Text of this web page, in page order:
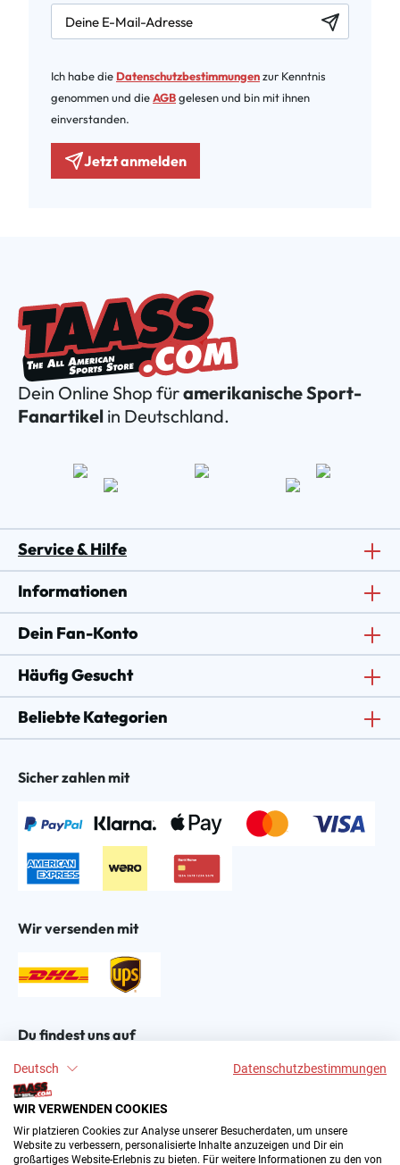
Deutsch Datenschutzbestimmungen
WIR VERWENDEN COOKIES
Wir platzieren Cookies zur Analyse unserer Besucherdaten, um unsere
Website zu verbessern, personalisierte Inhalte anzuzeigen und Dir ein
großartiges Website-Erlebnis zu bieten. Für weitere Informationen zu den von
newsletter.labelEmail
Ich habe die Datenschutzbestimmungenzur Kenntnis
genommen und dieAGBgelesen und bin mit ihnen
einverstanden.
Jetzt anmelden
Dein Online Shop füramerikanische Sport-
Fanartikel in Deutschland.
Service & Hilfe
Informationen
Dein Fan-Konto
Häufig Gesucht
Beliebte Kategorien
Sicher zahlen mit
Wir versenden mit
Du findest uns auf